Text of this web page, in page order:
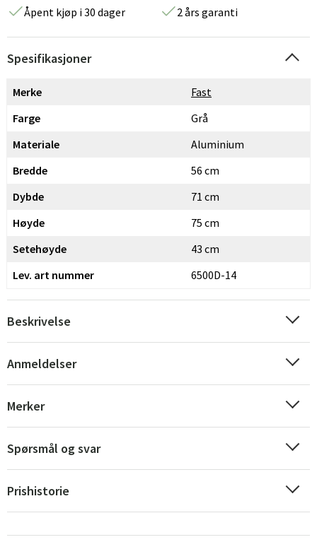
Norge
Åpent kjøp i 30 dager
2 års garanti
Spesifikasjoner
Merke
Fast
Farge
Grå
Materiale
Aluminium
Bredde
56 cm
Dybde
71 cm
Høyde
75 cm
Setehøyde
43 cm
Lev. art nummer
6500D-14
Beskrivelse
Anmeldelser
Merker
Spørsmål og svar
Prishistorie